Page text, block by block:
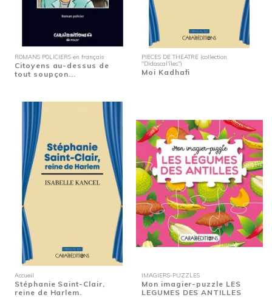
ROMANS POLICIERS en français
Citoyens au-dessus de
tout soupçon...
PIECES DE THEATRE (collection
"Didascal'îles")
Moi Kadhafi
Accueil
Stéphanie Saint-Clair,
reine de Harlem.
IMAGIERS-PUZZLES
Mon imagier-puzzle LES
LEGUMES DES ANTILLES